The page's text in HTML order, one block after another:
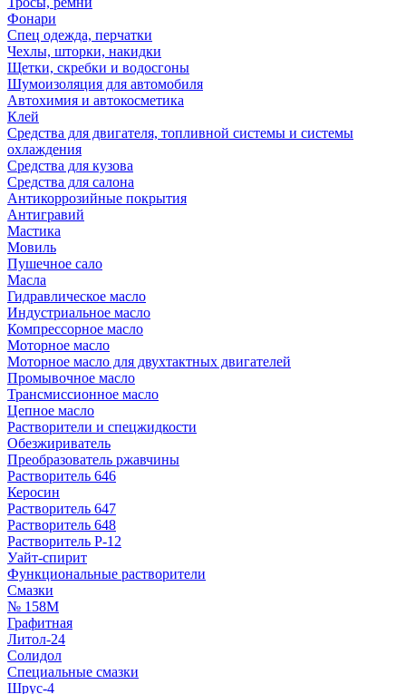
Фонари
Спец одежда, перчатки
Чехлы, шторки, накидки
Щетки, скребки и водосгоны
Шумоизоляция для автомобиля
Автохимия и автокосметика
Клей
Средства для двигателя, топливной системы и системы
охлаждения
Средства для кузова
Средства для салона
Антикоррозийные покрытия
Антигравий
Мастика
Мовиль
Пушечное сало
Масла
Гидравлическое масло
Индустриальное масло
Компрессорное масло
Моторное масло
Моторное масло для двухтактных двигателей
Промывочное масло
Трансмиссионное масло
Цепное масло
Растворители и спецжидкости
Обезжириватель
Преобразователь ржавчины
Растворитель 646
Керосин
Растворитель 647
Растворитель 648
Растворитель Р-12
Уайт-спирит
Функциональные растворители
Смазки
№ 158М
Графитная
Литол-24
Солидол
Специальные смазки
Шрус-4